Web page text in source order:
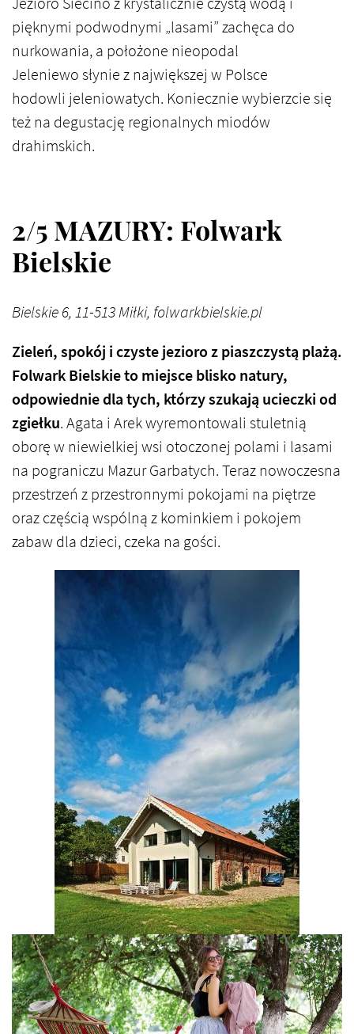
pięknymi podwodnymi „lasami” zachęca do
nurkowania, a położone nieopodal
Jeleniewo słynie z największej w Polsce
hodowli jeleniowatych. Koniecznie wybierzcie się
też na degustację regionalnych miodów
drahimskich.
2/5 MAZURY: Folwark
Bielskie
Bielskie 6, 11-513 Miłki, folwarkbielskie.pl
Zieleń, spokój i czyste jezioro z piaszczystą plażą.
Folwark Bielskie to miejsce blisko natury,
odpowiednie dla tych, którzy szukają ucieczki od
zgiełku. Agata i Arek wyremontowali stuletnią
oborę w niewielkiej wsi otoczonej polami i lasami
na pograniczu Mazur Garbatych. Teraz nowoczesna
przestrzeń z przestronnymi pokojami na piętrze
oraz częścią wspólną z kominkiem i pokojem
zabaw dla dzieci, czeka na gości.